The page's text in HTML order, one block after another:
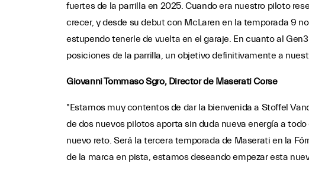
fuertes de la parrilla en 2025. Cuando era nuestro piloto
crecer, y desde su debut con McLaren en la temporada 9
estupendo tenerle de vuelta en el garaje. En cuanto al
posiciones de la parrilla, un objetivo definitivamente a
Giovanni Tommaso Sgro, Director de Maserati Corse
"Estamos muy contentos de dar la bienvenida a Stoffel
de dos nuevos pilotos aporta sin duda nueva energía a
nuevo reto. Será la tercera temporada de Maserati en la
de la marca en pista, estamos deseando empezar esta